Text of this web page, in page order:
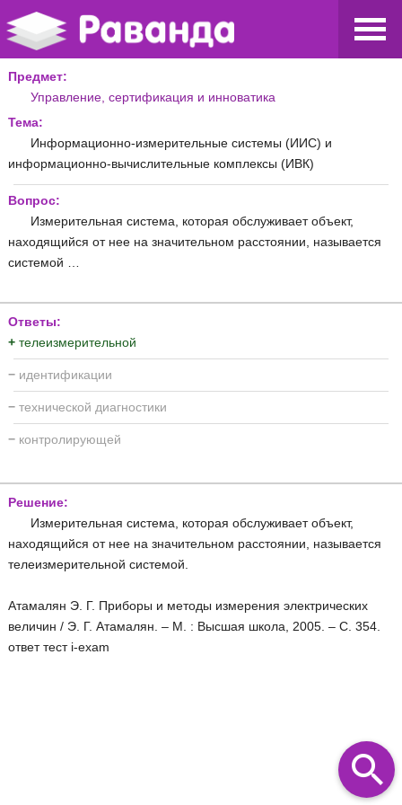
Предмет:
Управление, сертификация и инноватика
Тема:
Информационно-измерительные системы (ИИС) и
информационно-вычислительные комплексы (ИВК)
Вопрос:
Измерительная система, которая обслуживает объект,
находящийся от нее на значительном расстоянии, называется
системой …
Ответы:
+ телеизмерительной
− идентификации
− технической диагностики
− контролирующей
Решение:
Измерительная система, которая обслуживает объект,
находящийся от нее на значительном расстоянии, называется
телеизмерительной системой.
Атамалян Э. Г. Приборы и методы измерения электрических
величин / Э. Г. Атамалян. – М. : Высшая школа, 2005. – С. 354.
ответ тест i-exam